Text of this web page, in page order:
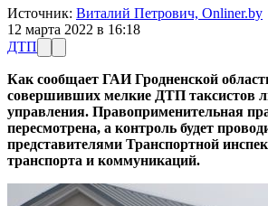
Источник: Виталий Петрович, Onliner.by
12 марта 2022 в 16:18
ДТП
Как сообщает ГАИ Гродненской
совершивших мелкие ДТП таксистов
управления. Правоприменительная
пересмотрена, а контроль будет
представителями Транспортной
транспорта и коммуникаций.